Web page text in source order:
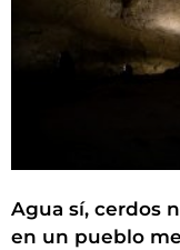
Agua sí, cerdos
en un pueblo